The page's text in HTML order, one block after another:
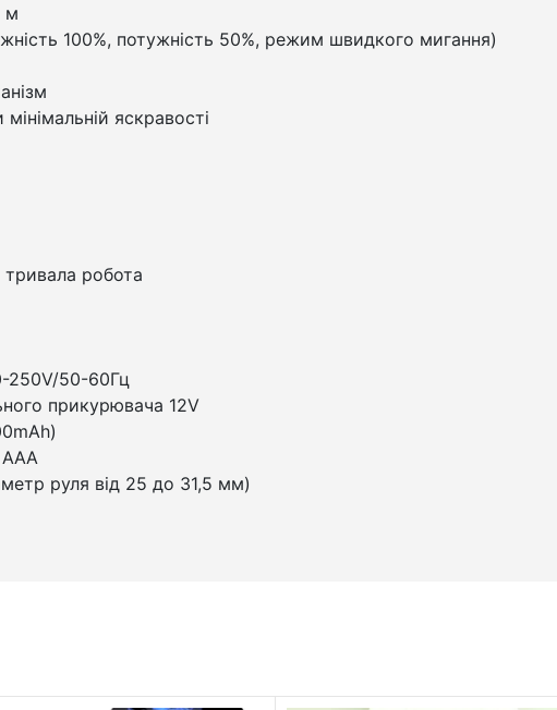
м
100%, потужність 50%, режим швидкого мигання)
яскравості
тривала робота
250V/50-60Гц
прикурювача 12V
ААА
руля від 25 до 31,5 мм)